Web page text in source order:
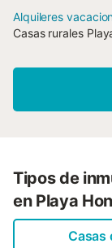
Alquileres
Casas rurales
Tipos de
en Playa
Casas